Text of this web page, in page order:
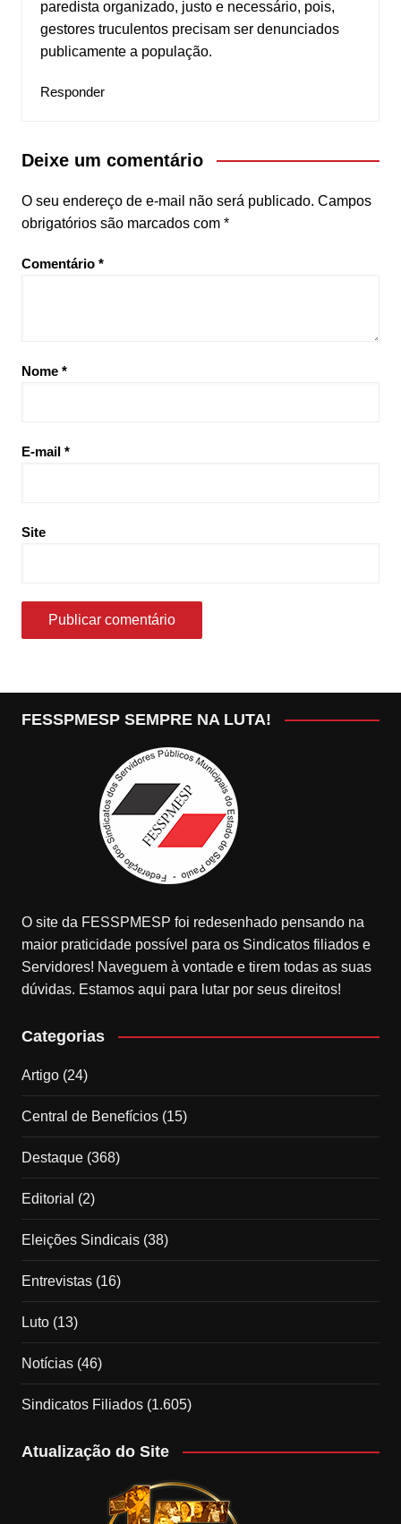
paredista organizado, justo e necessário, pois,
gestores truculentos precisam ser denunciados
publicamente a população.
Responder
Deixe um comentário
O seu endereço de e-mail não será publicado. Campos
obrigatórios são marcados com *
Comentário *
Nome *
E-mail *
Site
FESSPMESP SEMPRE NA LUTA!
O site da FESSPMESP foi redesenhado pensando na
maior praticidade possível para os Sindicatos filiados e
Servidores! Naveguem à vontade e tirem todas as suas
dúvidas. Estamos aqui para lutar por seus direitos!
Categorias
Artigo(24)
Central de Benefícios(15)
Destaque(368)
Editorial (2)
Eleições Sindicais(38)
Entrevistas(16)
Luto(13)
Notícias(46)
Sindicatos Filiados(1.605)
Atualização do Site